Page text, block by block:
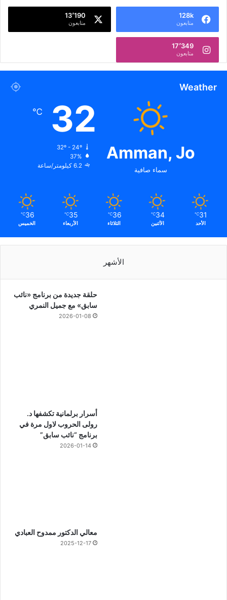
128k
متابعون
13٬190
متابعون
17٬349
متابعون
Weather
Amman, Jo
سماء صافية
32
℃
32º - 24º
37%
6.2 كيلومتر/ساعة
31
℃
الأحد
34
℃
الأثنين
36
℃
الثلاثاء
35
℃
الأربعاء
36
℃
الخميس
الأشهر
حلقة جديدة من برنامج «نائب
سابق» مع جميل النمري
2026-01-08
أسرار برلمانية تكشفها د.
رولى الحروب لاول مرة في
برنامج “نائب سابق”
2026-01-14
معالي الدكتور ممدوح العبادي
2025-12-17